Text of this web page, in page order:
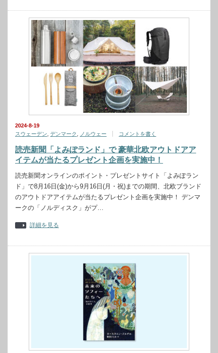
2024-8-19
スウェーデン デンマーク ノルウェー コメントを書く
読売新聞「よみぽランド」で 豪華北欧アウトドアア
イテムが当たるプレゼント企画を実施中！
読売新聞オンラインのポイント・プレゼントサイト「よみぽラン
ド」で8月16日(金)から9月16日(月・祝)までの期間、北欧ブランド
のアウトドアアイテムが当たるプレゼント企画を実施中！ デンマ
ークの「ノルディスク」がプ…
詳細を見る